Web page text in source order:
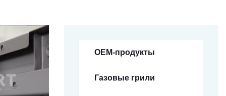
OEM-продукты
Газовые грили